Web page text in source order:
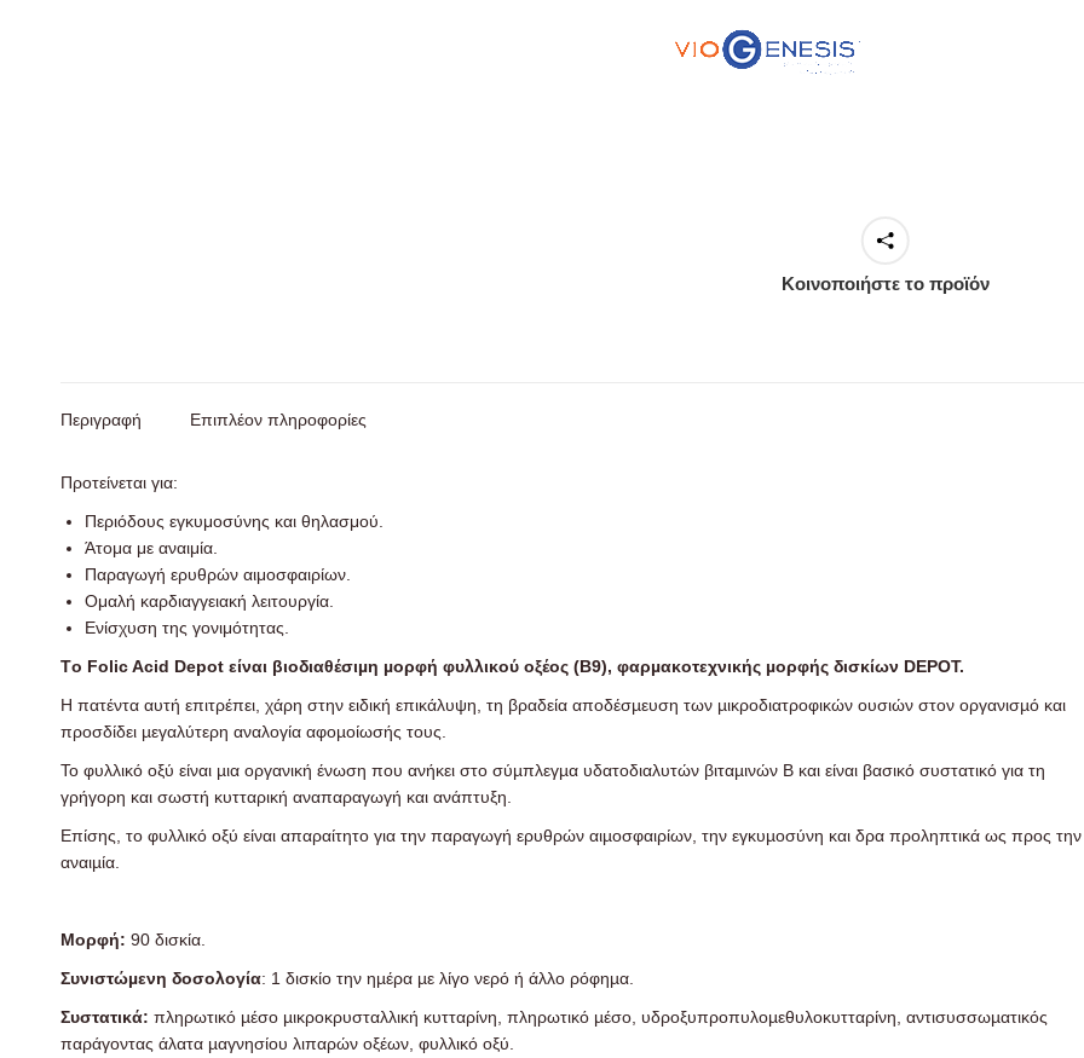
Κοινοποιήστε το προϊόν
Περιγραφή Επιπλέον πληροφορίες
Προτείνεται για:
Περιόδους εγκυμοσύνης και θηλασμού.
Άτομα με αναιμία.
Παραγωγή ερυθρών αιμοσφαιρίων.
Ομαλή καρδιαγγειακή λειτουργία.
Ενίσχυση της γονιμότητας.
Tο Folic Acid Depot είναι βιοδιαθέσιµη µορφή φυλλικού οξέος (Β9), φαρµακοτεχνικής µορφής δισκίων DEPOT.
Η πατέντα αυτή επιτρέπει, χάρη στην ειδική επικάλυψη, τη βραδεία αποδέσµευση των µικροδιατροφικών ουσιών στον οργανισµό και
προσδίδει µεγαλύτερη αναλογία αφοµοίωσής τους.
Το φυλλικό οξύ είναι µια οργανική ένωση που ανήκει στο σύµπλεγµα υδατοδιαλυτών βιταµινών Β και είναι βασικό συστατικό για τη
γρήγορη και σωστή κυτταρική αναπαραγωγή και ανάπτυξη.
Επίσης, το φυλλικό οξύ είναι απαραίτητο για την παραγωγή ερυθρών αιµοσφαιρίων, την εγκυµοσύνη και δρα προληπτικά ως προς την
αναιµία.
Μορφή: 90 δισκία.
Συνιστώµενη δοσολογία: 1 δισκίο την ηµέρα µε λίγο νερό ή άλλο ρόφηµα.
Συστατικά: πληρωτικό µέσο µικροκρυσταλλική κυτταρίνη, πληρωτικό µέσο, υδροξυπροπυλοµεθυλοκυτταρίνη, αντισυσσωµατικός
παράγοντας άλατα µαγνησίου λιπαρών οξέων, φυλλικό οξύ.